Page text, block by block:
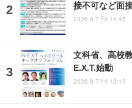
接不可など面
2026.8.7 Fri 14:45
文科省、高校
E.X.T.始動
2026.8.7 Fri 12:15